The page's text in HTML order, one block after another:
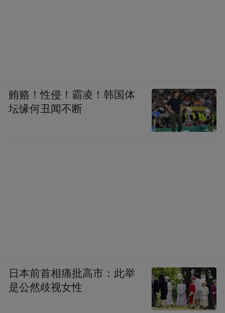
贿赂！性侵！霸凌！韩国体
坛缘何丑闻不断
日本前首相痛批高市：此举
是公然歧视女性